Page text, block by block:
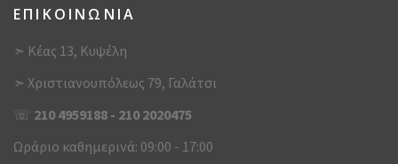
ΕΠΙΚΟΙΝΩΝΙΑ
➣ Κέας 13, Κυψέλη
➣ Χριστιανουπόλεως 79, Γαλάτσι
☏ 210 4959188 - 210 2020475
Ωράριο καθημερινά: 09:00 - 17:00